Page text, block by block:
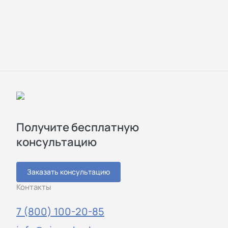
Получите бесплатную
консультацию
Заказать консультацию
Контакты
7 (800) 100-20-85